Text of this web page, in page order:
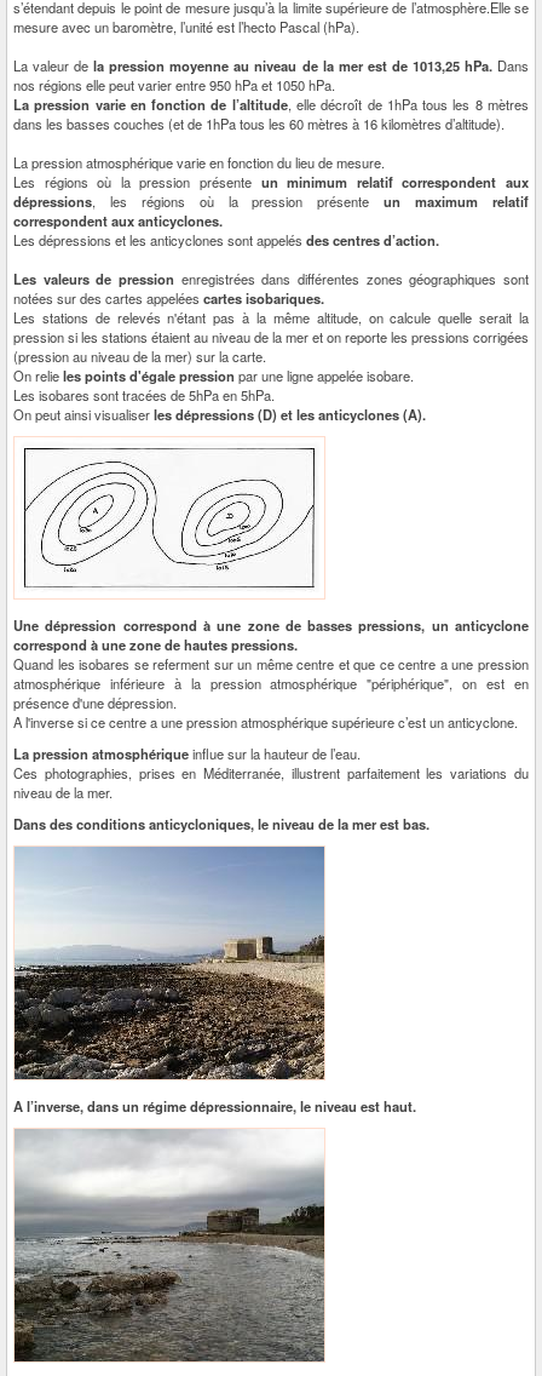
s’étendant depuis le point de mesure jusqu’à la limite supérieure de l’atmosphère.Elle se
mesure avec un baromètre, l’unité est l’hecto Pascal (hPa).
La valeur dela pression moyenne au niveau de la mer est de 1013,25 hPa. Dans
nos régions elle peut varier entre 950 hPa et 1050 hPa.
La pression varie en fonction de l’altitude, elle décroît de 1hPa tous les 8 mètres
dans les basses couches (et de 1hPa tous les 60 mètres à 16 kilomètres d’altitude).
La pression atmosphérique varie en fonction du lieu de mesure.
Les régions où la pression présente un minimum relatif correspondent aux
dépressions, les régions où la pression présenteun maximum relatif
correspondent aux anticyclones.
Les dépressions et les anticyclones sont appelés des centres d’action.
Les valeurs de pression enregistrées dans différentes zones géographiques sont
notées sur des cartes appelées cartes isobariques.
Les stations de relevés n'étant pas à la même altitude, on calcule quelle serait la
pression si les stations étaient au niveau de la mer et on reporte les pressions corrigées
(pression au niveau de la mer) sur la carte.
On relieles points d'égale pression par une ligne appelée isobare.
Les isobares sont tracées de 5hPa en 5hPa.
On peut ainsi visualiserles dépressions (D) et les anticyclones (A).
Une dépression correspond à une zone de basses pressions, un anticyclone
correspond à une zone de hautes pressions.
Quand les isobares se referment sur un même centre et que ce centre a une pression
atmosphérique inférieure à la pression atmosphérique "périphérique", on est en
présence d'une dépression.
A l'inverse si ce centre a une pression atmosphérique supérieure c’est un anticyclone.
La pression atmosphériqueinflue sur la hauteur de l’eau.
Ces photographies, prises en Méditerranée, illustrent parfaitement les variations du
niveau de la mer.
Dans des conditions anticycloniques, le niveau de la mer est bas.
A l’inverse, dans un régime dépressionnaire, le niveau est haut.